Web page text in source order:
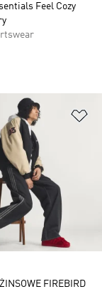
Feel Cozy
FIREBIRD